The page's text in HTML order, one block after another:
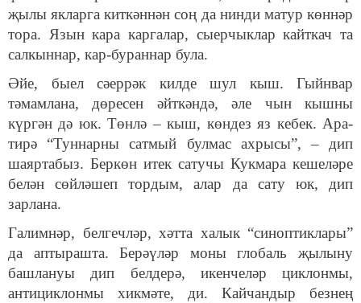
җылы якларга киткәннән соң да нинди матур көннәр
тора. Язын кара каргалар, сыерчыклар кайткач та
салкыннар, кар-бураннар була.
Әйе, быел сәеррәк килде шул кыш. Гыйнвар
тәмамлана, дөресен әйткәндә, әле чын кышны
күргән дә юк. Төнлә – кыш, көндез яз кебек. Ара-
тирә “Туннарны сатмый булмас ахрысы”, – дип
шаяртабыз. Беркөн итек сатучы Кукмара кешеләре
белән сөйләшеп тордым, алар да сату юк, дип
зарлана.
Галимнәр, белгечләр, хәтта халык “синоптиклары”
да аптырашта. Берәүләр моны глобаль җылыну
башлануы дип белдерә, икенчеләр циклонмы,
антициклонмы хикмәте, ди. Кайчандыр безнең